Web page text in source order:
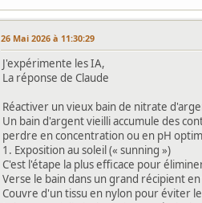
26 Mai 2026 à 11:30:29
J'expérimente les IA,
La réponse de Claude
Réactiver un vieux bain de nitrate
Un bain d'argent vieilli accumule des
perdre en concentration ou en pH
1. Exposition au soleil (« sunning »)
C'est l'étape la plus efficace pour
Verse le bain dans un grand récipient
Couvre d'un tissu en nylon pour éviter